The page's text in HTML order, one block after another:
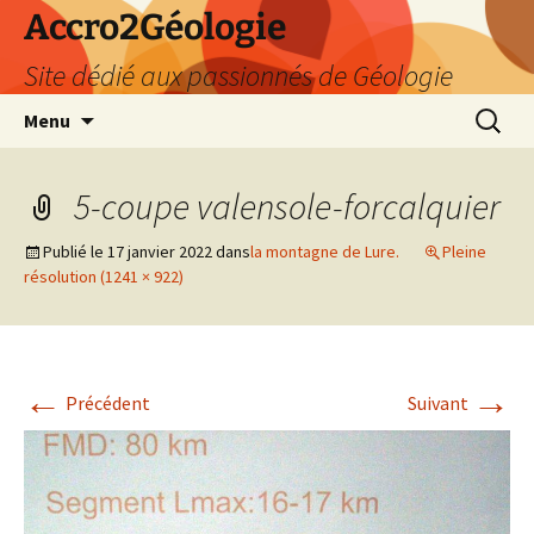
Accro2Géologie
Site dédié aux passionnés de Géologie
Menu
5-coupe valensole-forcalquier
Publié le 17 janvier 2022dansla montagne de Lure.
Pleine
résolution (1241 × 922)
← Précédent Suivant →